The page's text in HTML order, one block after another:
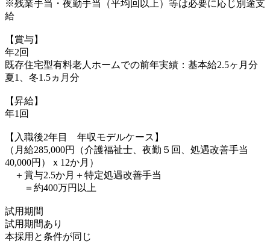
※残業手当・夜勤手当（平均回以上）等は必要に応じ別途支
給
【賞与】
年2回
既存住宅型有料老人ホームでの前年実績：基本給2.5ヶ月分
夏1、冬1.5ヵ月分
【昇給】
年1回
【入職後2年目 年収モデルケース】
（月給285,000円（介護福祉士、夜勤５回、処遇改善手当
40,000円）ｘ12か月）
＋賞与2.5か月＋特定処遇改善手当
＝約400万円以上
試用期間
試用期間あり
本採用と条件が同じ